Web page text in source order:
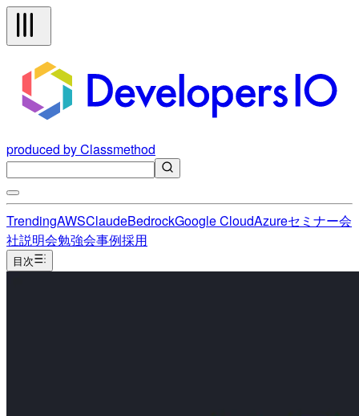
produced by Classmethod
TrendingAWSClaudeBedrockGoogle CloudAzureセミナー会
社説明会勉強会事例採用
目次